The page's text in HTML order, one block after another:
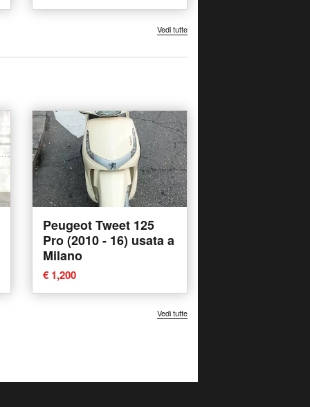
Vedi tutte
Peugeot Tweet 125
Pro (2010 - 16) usata a
Milano
€ 1,200
Vedi tutte